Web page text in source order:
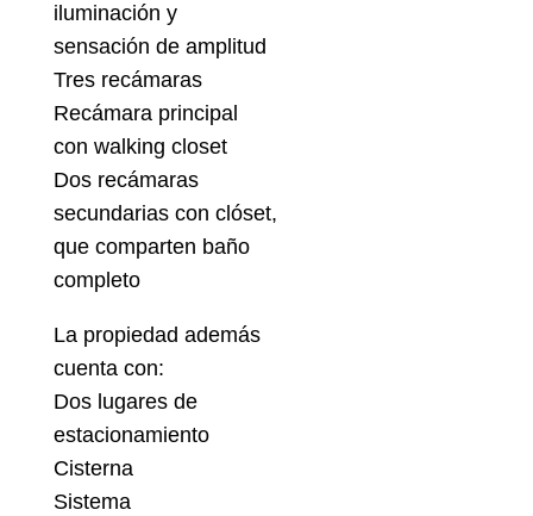
iluminación y
sensación de amplitud
Tres recámaras
Recámara principal
con walking closet
Dos recámaras
secundarias con clóset,
que comparten baño
completo
La propiedad además
cuenta con:
Dos lugares de
estacionamiento
Cisterna
Sistema